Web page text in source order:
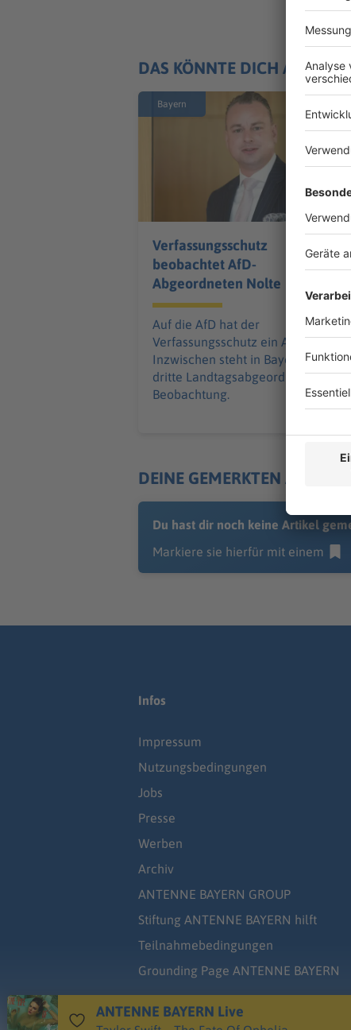
DAS KÖNNTE DICH AUCH
Bayern
Verfassungsschutz
beobachtet AfD-
Abgeordneten Nolte
Auf die AfD hat der
Verfassungsschutz ein Auge.
Inzwischen steht in Bayern der
dritte Landtagsabgeordnete unter
Beobachtung.
DEINE GEMERKTEN ARTIKEL
Du hast dir noch keine Artikel
Markiere sie hierfür mit einem
Infos
Impressum
Nutzungsbedingungen
Jobs
Presse
Werben
Archiv
ANTENNE BAYERN GROUP
Stiftung ANTENNE BAYERN hilft
Teilnahmebedingungen
Grounding Page ANTENNE BAYERN
ANTENNE BAYERN Live